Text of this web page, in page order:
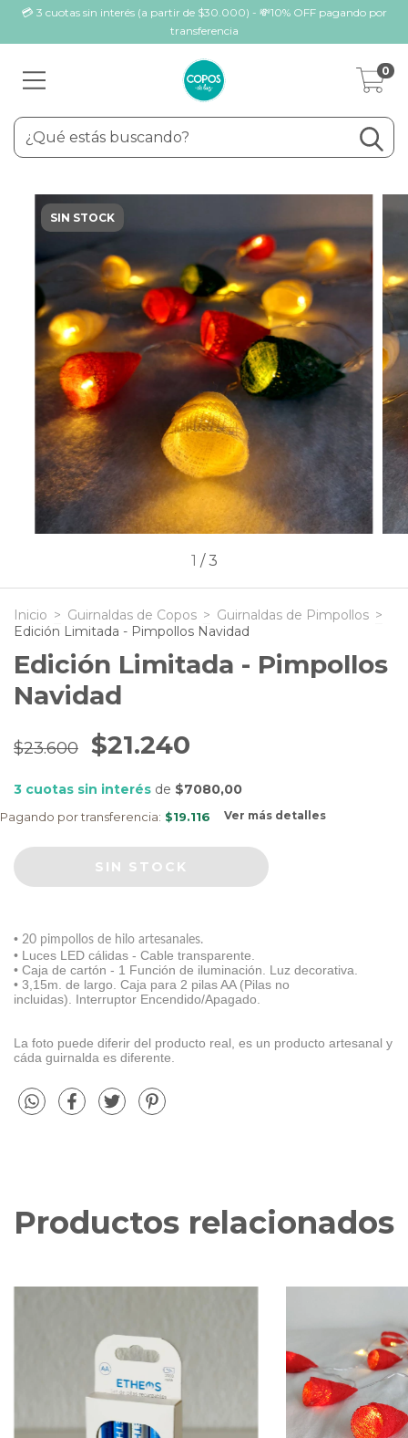
💳 3 cuotas sin interés (a partir de $30.000) - 💸10% OFF pagando por
transferencia
0
SIN STOCK
1 /3
Inicio > Guirnaldas de Copos > Guirnaldas de Pimpollos >
Edición Limitada - Pimpollos Navidad
Edición Limitada - Pimpollos
Navidad
$23.600 $21.240
3 cuotas sin interés de $7080,00
Pagando por transferencia: $19.116 Ver más detalles
• 20 pimpollos de hilo artesanales.
• Luces LED cálidas - Cable transparente.
• Caja de cartón - 1 Función de iluminación. Luz decorativa.
• 3,15m. de largo. Caja para 2 pilas AA (Pilas no
incluidas). Interruptor Encendido/Apagado.
La foto puede diferir del producto real, es un producto artesanal y
cáda guirnalda es diferente.
Productos relacionados